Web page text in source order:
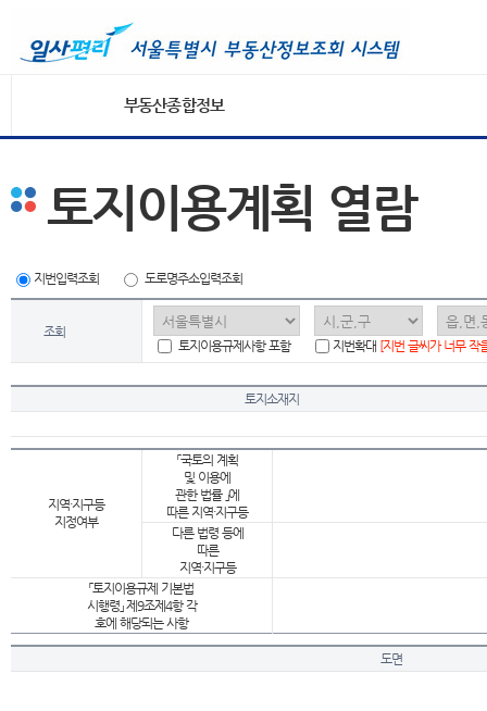
부동산종합정보
토지이용계획 열람
지번입력조회 도로명주소입력조회
조회
토지이용규제사항 포함
지번확대 [지번 글씨가 너무 작
토지소재지
지역·지구등
지정여부
「국토의 계획
및 이용에
관한 법률 」에
따른 지역·지구등
다른 법령 등에
따른
지역·지구등
「토지이용규제 기본법
시행령」 제9조제4항 각
호에 해당되는 사항
도면